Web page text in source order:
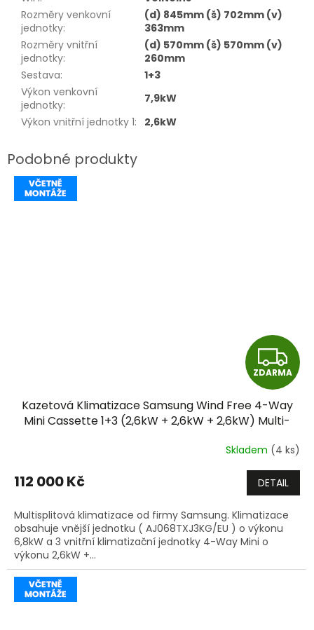
Rozměry venkovní
jednotky:
(d) 845mm (š) 702mm (v)
363mm
Rozměry vnitřní
jednotky:
(d) 570mm (š) 570mm (v)
260mm
Sestava:
1+3
Výkon venkovní
jednotky:
7,9kW
Výkon vnitřní jednotky 1: 2,6kW
Z
D
A
R
M
A
ZDARMA
Kazetová Klimatizace Samsung Wind Free 4-Way
Mini Cassette 1+3 (2,6kW + 2,6kW + 2,6kW) Multi-
Skladem (4 ks)
112 000 Kč DETAIL
Multisplitová klimatizace od firmy Samsung. Klimatizace
obsahuje vnější jednotku ( AJ068TXJ3KG/EU ) o výkonu
6,8kW a 3 vnitřní klimatizační jednotky 4-Way Mini o
výkonu 2,6kW +...